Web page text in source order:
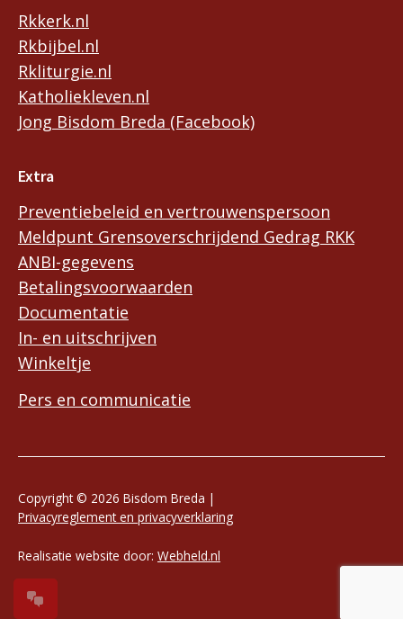
Rkkerk.nl
Rkbijbel.nl
Rkliturgie.nl
Katholiekleven.nl
Jong Bisdom Breda (Facebook)
Extra
Preventiebeleid en vertrouwenspersoon
Meldpunt Grensoverschrijdend Gedrag RKK
ANBI-gegevens
Betalingsvoorwaarden
Documentatie
In- en uitschrijven
Winkeltje
Pers en communicatie
Copyright © 2026 Bisdom Breda |
Privacyreglement en privacyverklaring
Realisatie website door: Webheld.nl